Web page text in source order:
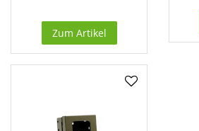
Zum Artikel